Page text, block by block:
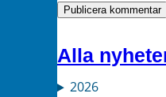
Alla
2026